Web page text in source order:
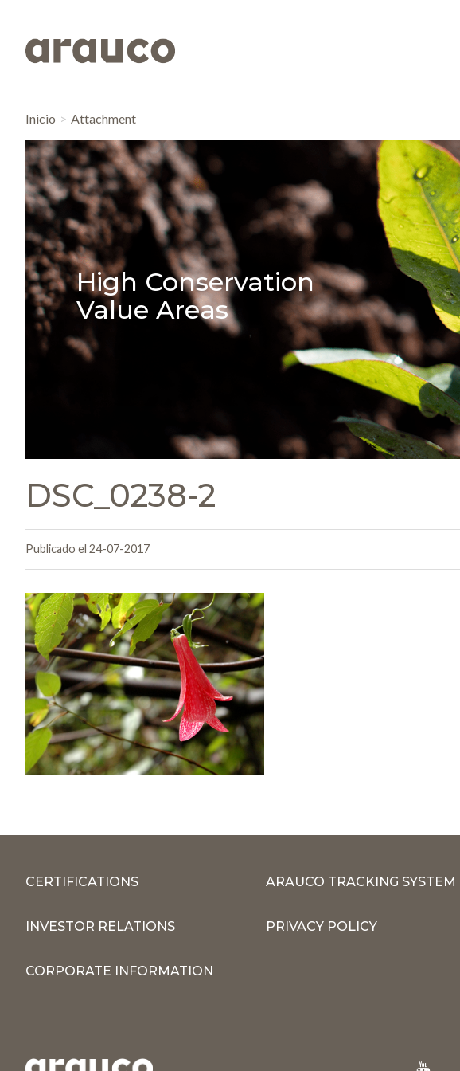
Inicio Attachment
High Conservation
Value Areas
DSC_0238-2
Publicado el 24-07-2017
CERTIFICATIONS ARAUCO TRACKING SYSTEM
INVESTOR RELATIONS PRIVACY POLICY
CORPORATE INFORMATION